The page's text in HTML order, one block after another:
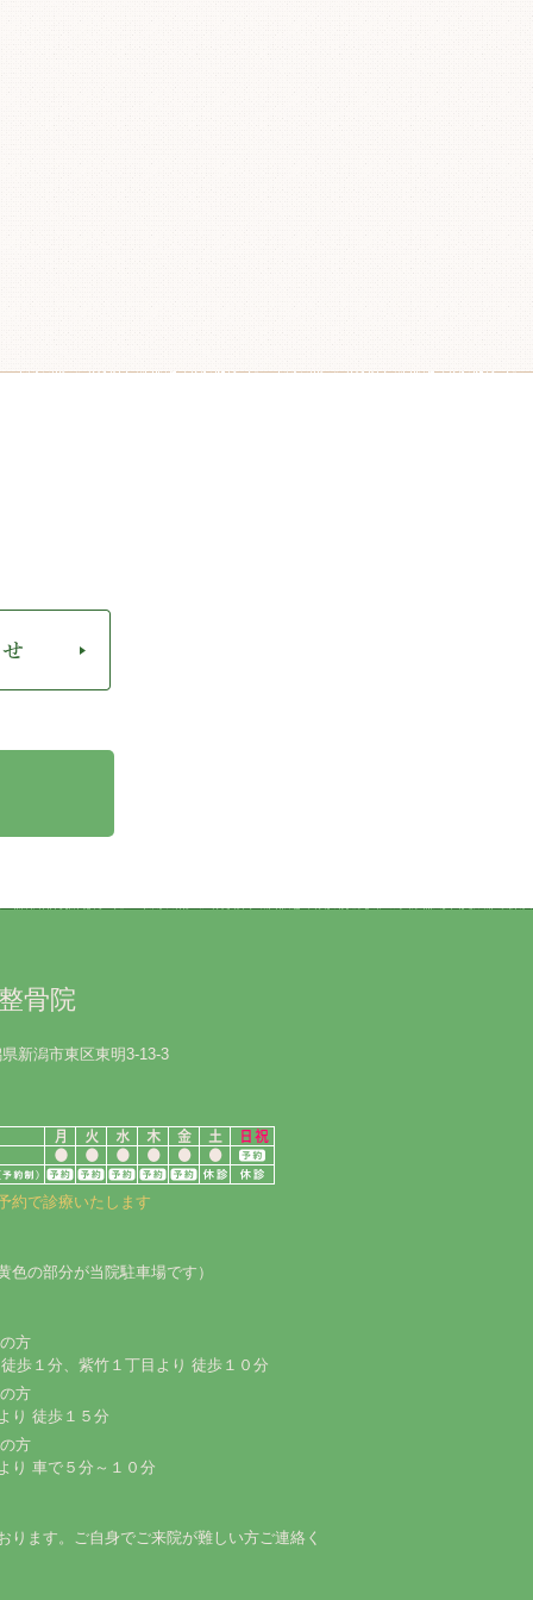
骨院
新潟市東区東明3-13-3
約で診療いたします
色の部分が当院駐車場です）
方
歩１分、紫竹１丁目より 徒歩１０分
方
り 徒歩１５分
方
り 車で５分～１０分
ります。ご自身でご来院が難しい方ご連絡く